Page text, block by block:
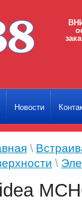
Новости
\
\